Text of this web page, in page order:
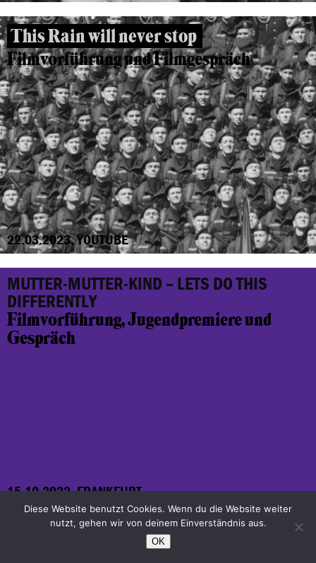
This Rain will never stop
Filmvorführung und Filmgespräch
22.03.2023, YOUTUBE
MUTTER-MUTTER-KIND – LETS DO THIS
DIFFERENTLY
Filmvorführung, Jugendpremiere und
Gespräch
15.10.2022, FRANKFURT
Les Enfants Terribles / Yaramaz
Diese Website benutzt Cookies. Wenn du die Website weiter
nutzt, gehen wir von deinem Einverständnis aus.
OK